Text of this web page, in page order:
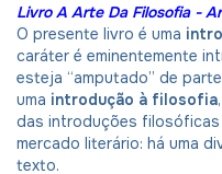
Livro A Arte Da Filosofia -
O presente livro é uma
caráter é eminentemente
esteja “amputado” de
uma introdução à filosofia
das introduções
mercado literário: há uma
texto.